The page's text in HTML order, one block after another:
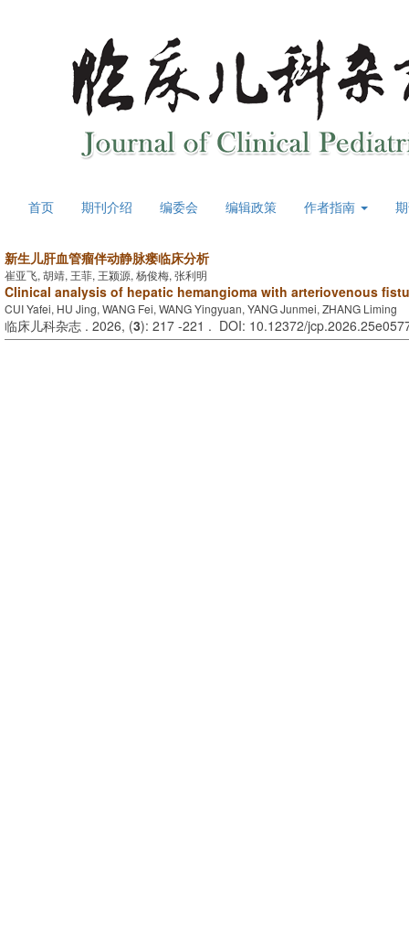
首页 期刊介绍 编委会 编辑政策 作者指南
新生儿肝血管瘤伴动静脉瘘临床分析
崔亚飞, 胡靖, 王菲, 王颍源, 杨俊梅, 张利明
Clinical analysis of hepatic hemangioma with arteriovenous
CUI Yafei, HU Jing, WANG Fei, WANG Yingyuan, YANG Junmei, ZHANG Liming
临床儿科杂志 . 2026, (3): 217 -221 . DOI: 10.12372/